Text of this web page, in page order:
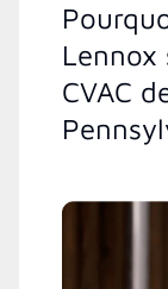
Lennox
CVAC